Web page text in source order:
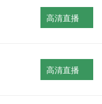
高清直播
高清直播